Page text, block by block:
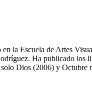
la Escuela de Artes
Ha publicado los
Dios (2006) y